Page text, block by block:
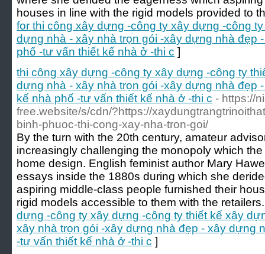
houses in line with the rigid models provided to
for thi công xây dựng -công ty xây dựng -công
dựng nhà - xây nhà trọn gói -xây dựng nhà đẹp
phố -tư vấn thiết kế nhà ở -thi c ]
thi công xây dựng -công ty xây dựng -công ty
dựng nhà - xây nhà trọn gói -xây dựng nhà đẹp
kế nhà phố -tư vấn thiết kế nhà ở -thi c - https://
free.website/s/cdn/?https://
binh-phuoc-thi-cong-xay-nha-tron-goi/
By the turn with the 20th century, amateur
increasingly challenging the monopoly which
home design. English feminist author Mary
essays inside the 1880s during which she
aspiring middle-class people furnished their
rigid models accessible to them with the
dựng -công ty xây dựng -công ty thiết kế xây
xây nhà trọn gói -xây dựng nhà đẹp - xây dựng
-tư vấn thiết kế nhà ở -thi c ]